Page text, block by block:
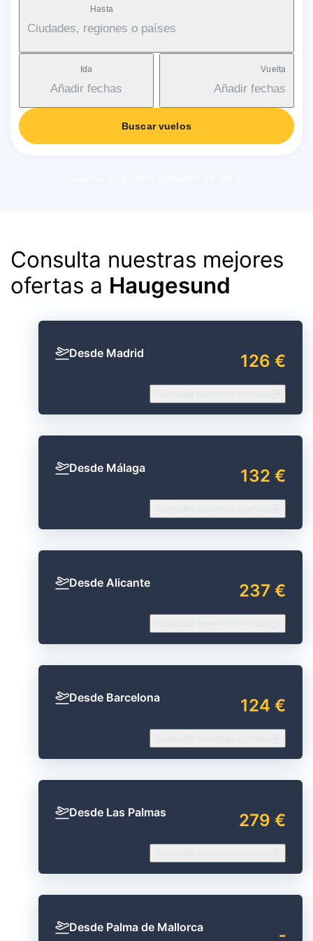
Hasta
Ciudades, regiones o países
Ida
Añadir fechas
Vuelta
Añadir fechas
Buscar vuelos
Consulta nuestras mejores
ofertas a Haugesund
Desde Madrid 126 €
Desde Málaga 132 €
Desde Alicante 237 €
Desde Barcelona 124 €
Desde Las Palmas 279 €
Desde Palma de Mallorca ‐